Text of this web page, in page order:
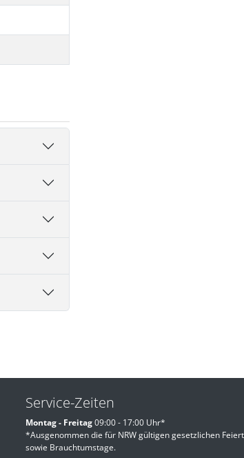
Service-Zeiten
Montag - Freitag09:00 - 17:00 Uhr*
*Ausgenommen die für NRW gültigen gesetzlichen
sowie Brauchtumstage.